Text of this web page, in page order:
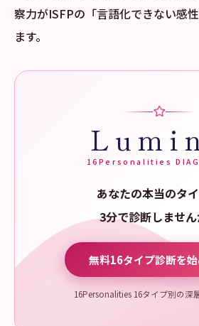
察力がISFPの「言語化できない感
ます。
16Personalities
あなたの本当のタイ
3分で診断しません
無料16タイプ診断を
16Personalities 16タイプ別の深